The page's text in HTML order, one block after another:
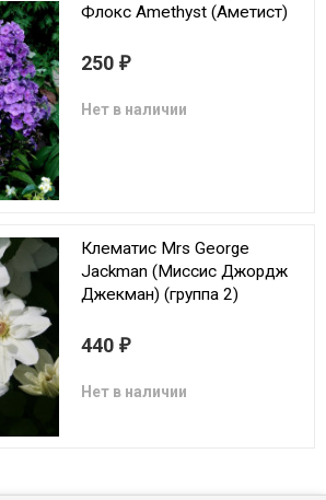
Флокс Amethyst (Аметист)
250 ₽
Нет в наличии
Клематис Mrs George
Jackman (Миссис Джордж
Джекман) (группа 2)
440 ₽
Нет в наличии